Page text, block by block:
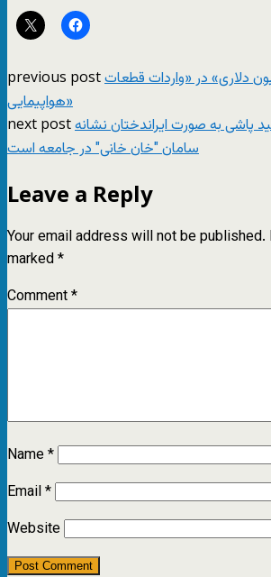
previous postدلاری» در «واردات قطعات
هواپیمایی»
next postپاشی به صورت ایراندختان نشانه
سامان "خان خانی" در جامعه است
Leave a Reply
Your email address will not be published.
marked*
Comment*
Name*
Email*
Website